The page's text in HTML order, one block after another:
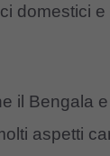
domestici
il Bengala e
aspetti